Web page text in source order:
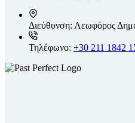
Διεύθυνση: Λεωφόρος
Τηλέφωνο: +30 211 1842